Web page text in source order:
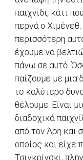
παιχνίδι, κάτι
περνά ο
περισσότερη
έχουμε να
πάνω σε αυτό.
παίζουμε με μια
το καλύτερο
θέλουμε. Είναι
διαδοχικά
από τον Άρη και
οποίος και είχε
Τσιγκρίνσκι,